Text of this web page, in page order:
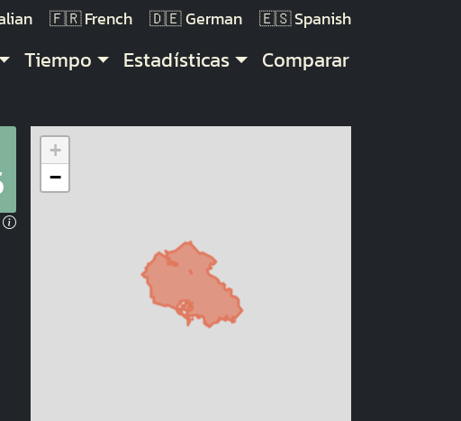
French German Spanish
Tiempo Estadísticas
Comparar
+
−